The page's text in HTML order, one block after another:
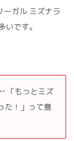
ーガル ミズナラ
です。
「もっとミズ
た！」って意